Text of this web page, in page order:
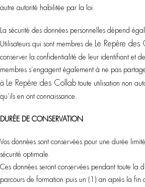
autre autorité habilitée par la loi.
La sécurité des données personnelles dépend
Utilisateurs qui sont membres de Le Repère des
conserver la confidentialité de leur identifiant et
membres s’engagent également à ne pas
à Le Repère des Collab toute utilisation non
qu’ils en ont connaissance.
DURÉE DE CONSERVATION
Vos données sont conservées pour une durée
sécurité optimale.
Ces données seront conservées pendant toute la
parcours de formation puis un (1) an après la fin